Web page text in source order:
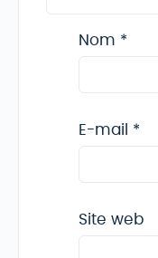
Nom *
E-mail *
Site web